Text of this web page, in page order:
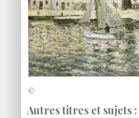
©
Autres titres et sujets :